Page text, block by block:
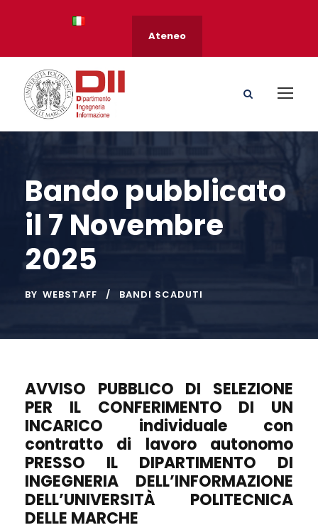
Ateneo
Bando pubblicato
il 7 Novembre
2025
BY WEBSTAFF BANDI SCADUTI
AVVISO PUBBLICO DI SELEZIONE
PER IL CONFERIMENTO DI UN
INCARICO individuale con
contratto di lavoro autonomo
PRESSO IL DIPARTIMENTO DI
INGEGNERIA DELL’INFORMAZIONE
DELL’UNIVERSITÀ POLITECNICA
DELLE MARCHE